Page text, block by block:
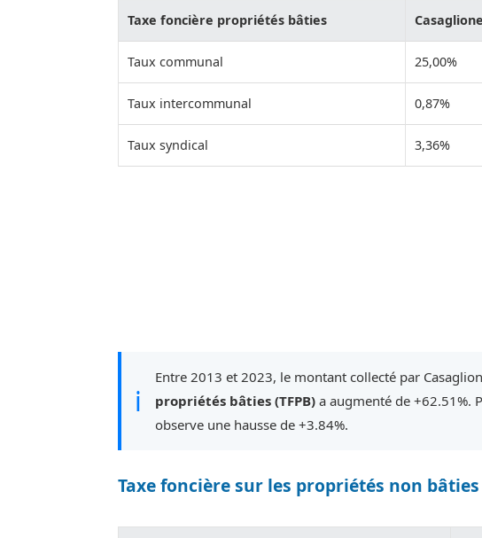
Taxe foncière propriétés bâties Casaglione
Taux communal 25,00%
Taux intercommunal 0,87%
Taux syndical 3,36%
ℹ
Entre 2013 et 2023, le montant collecté par
propriétés bâties (TFPB) a augmenté de +62.51%.
observe une hausse de +3.84%.
Taxe foncière sur les propriétés non bâties